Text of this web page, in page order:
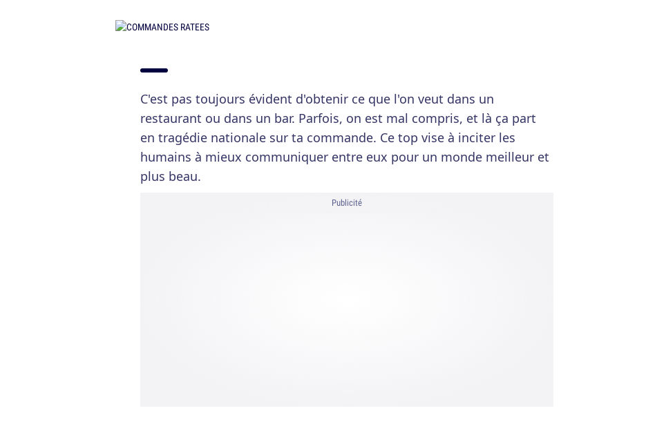
C'est pas toujours évident d'obtenir ce que l'on veut dans un
restaurant ou dans un bar. Parfois, on est mal compris, et là ça part
en tragédie nationale sur ta commande. Ce top vise à inciter les
humains à mieux communiquer entre eux pour un monde meilleur et
plus beau.
Publicité